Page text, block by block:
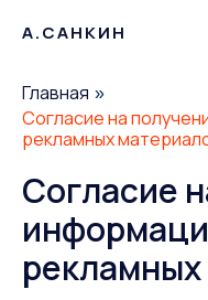
А.САНКИН
Главная »
Согласие на
рекламных
Согласие